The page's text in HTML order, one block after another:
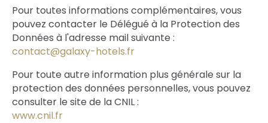
Pour toutes informations complémentaires, vous
pouvez contacter le Délégué à la Protection des
Données à l'adresse mail suivante :
contact@galaxy-hotels.fr
Pour toute autre information plus générale sur la
protection des données personnelles, vous pouvez
consulter le site de la CNIL :
www.cnil.fr